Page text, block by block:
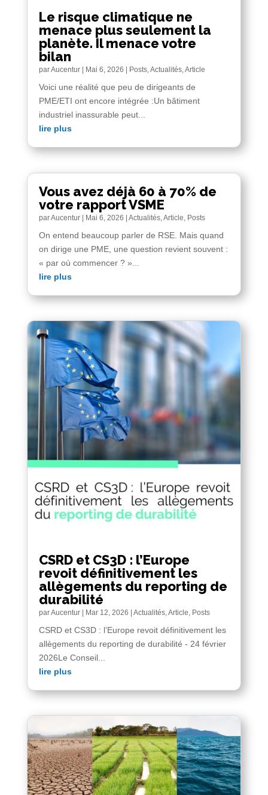
Le risque climatique ne
menace plus seulement la
planète. Il menace votre
bilan
parAucentur| Mai 6, 2026 Posts,Actualités,Article
Voici une réalité que peu de dirigeants de
PME/ETI ont encore intégrée :Un bâtiment
industriel inassurable peut...
lire plus
Vous avez déjà 60 à 70% de
votre rapport VSME
parAucentur| Mai 6, 2026 | Actualités, Article Posts
On entend beaucoup parler de RSE. Mais quand
on dirige une PME, une question revient souvent :
« par où commencer ? »...
lire plus
CSRD et CS3D : l’Europe
revoit définitivement les
allègements du reporting de
durabilité
parAucentur| Mar 12, 2026 Actualités,Article, Posts
CSRD et CS3D : l’Europe revoit définitivement les
allègements du reporting de durabilité - 24 février
2026Le Conseil...
lire plus